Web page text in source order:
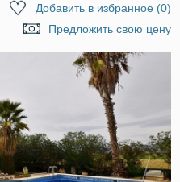
Добавить в избранное(0)
Предложить свою цену